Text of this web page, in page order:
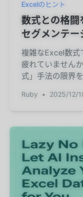
Excelのヒント
数式との格
セグメンテー
法
複雑なExcel数式
疲れていません
式」手法の限界
速くスマートな
Ruby • 2025/12/